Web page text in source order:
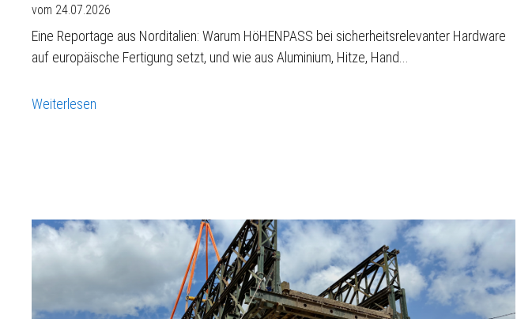
vom 24.07.2026
Eine Reportage aus Norditalien: Warum HöHENPASS bei sicherheitsrelevanter Hardware
auf europäische Fertigung setzt, und wie aus Aluminium, Hitze, Hand...
Weiterlesen